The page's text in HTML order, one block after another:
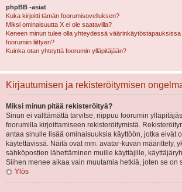
phpBB -asiat
Kuka kirjoitti tämän foorumisovelluksen?
Miksi ominaisuutta X ei ole saatavilla?
Keneen minun tulee olla yhteydessä
foorumiin liittyen?
Kuinka otan yhteyttä foorumin ylläpitäjään?
Kirjautumisen ja rekisteröitymisen
Miksi minun pitää rekisteröityä?
Sinun ei välttämättä tarvitse, riippuu foorumin
foorumilla kirjoittamiseen rekisteröitymistä.
antaa sinulle lisää ominaisuuksia käyttöön, jotka eivät
käytettävissä. Näitä ovat mm. avatar-kuvan määrittely,
sähköpostien lähettäminen muille käyttäjille,
Siihen menee aikaa vain muutamia hetkiä, joten se on
Ylös